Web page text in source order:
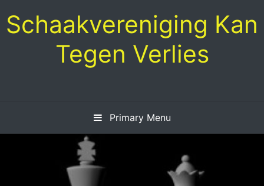
to
content
Schaakvereniging Kan
Tegen Verlies
Primary Menu